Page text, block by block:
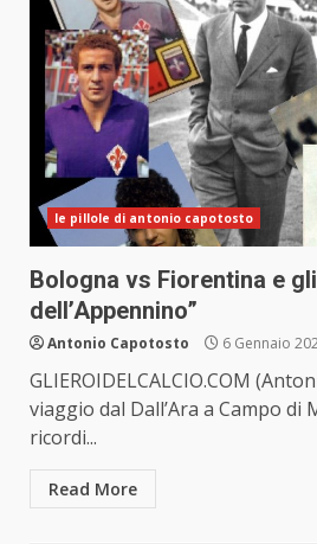
le pillole di antonio capotosto
Bologna vs Fiorentina e
dell’Appennino”
Antonio Capotosto 6 Gennaio
GLIEROIDELCALCIO.COM
viaggio dal Dall’Ara a Campo di
ricordi...
Read More